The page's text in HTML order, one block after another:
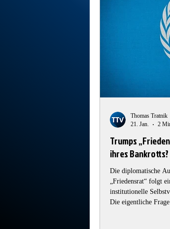
Trumps
ihres Bankrotts?
Die diplomatische
„Friedensrat“ folgt
institutionelle
Die eigentliche
Thomas Tratnik
21. Jan.
2